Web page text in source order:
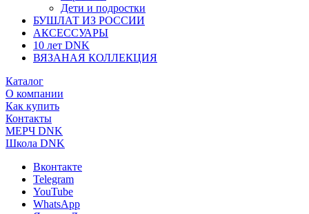
Дети и подростки
БУШЛАТ ИЗ РОССИИ
АКСЕССУАРЫ
10 лет DNK
ВЯЗАНАЯ КОЛЛЕКЦИЯ
Каталог
О компании
Как купить
Контакты
МЕРЧ DNK
Школа DNK
Вконтакте
Telegram
YouTube
WhatsApp